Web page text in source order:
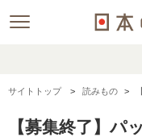
サイトトップ 読みもの
【募集終了】パ